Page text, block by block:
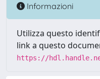
Informazioni
Utilizza questo
link a questo
https://